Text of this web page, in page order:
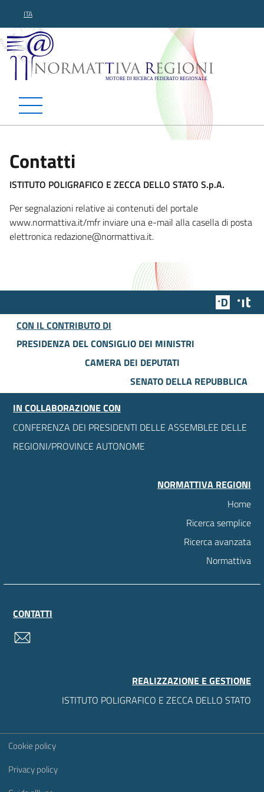
ITA
Normattiva Regioni -
Contatti
ISTITUTO POLIGRAFICO E ZECCA DELLO STATO S.p.A.
Per segnalazioni relative ai contenuti del portale
www.normattiva.it/mfr inviare una e-mail alla casella di posta
elettronica redazione@normattiva.it.
Team
CON IL CONTRIBUTO DI
PRESIDENZA DEL CONSIGLIO DEI MINISTRI
CAMERA DEI DEPUTATI
SENATO DELLA REPUBBLICA
IN COLLABORAZIONE CON
CONFERENZA DEI PRESIDENTI DELLE ASSEMBLEE DELLE
REGIONI/PROVINCE AUTONOME
NORMATTIVA REGIONI
Home
Ricerca semplice
Ricerca avanzata
Normattiva
CONTATTI
REALIZZAZIONE E GESTIONE
ISTITUTO POLIGRAFICO E ZECCA DELLO STATO
Sezione Link Utili
Cookie policy
Privacy policy